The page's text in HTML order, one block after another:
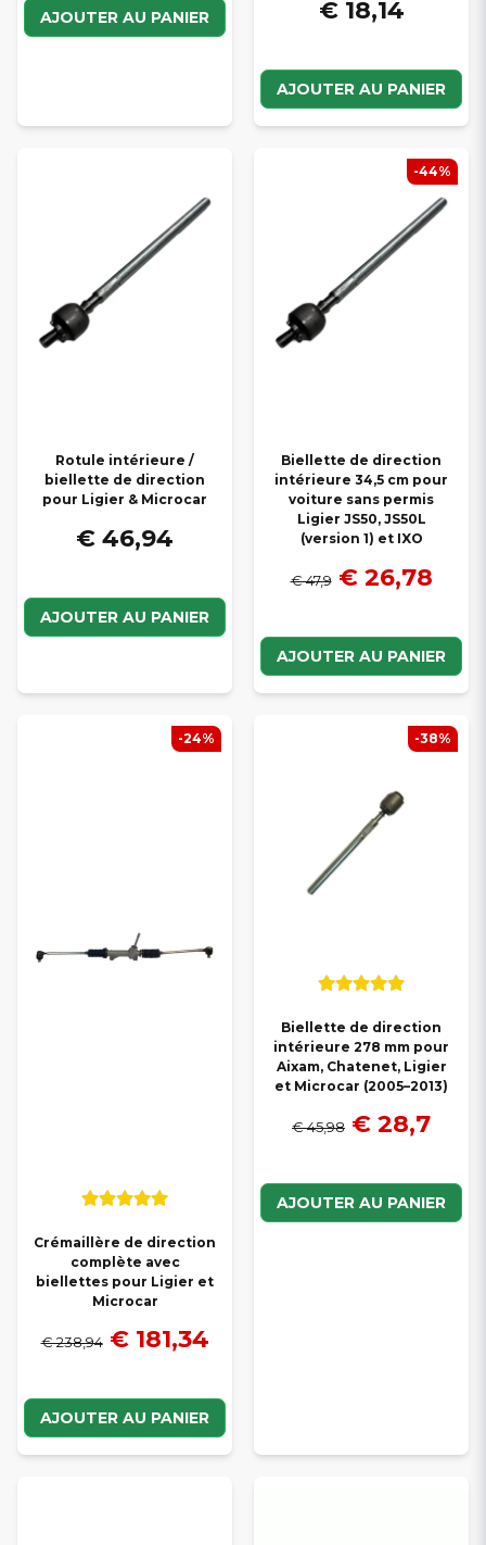
AJOUTER AU PANIER € 18,14
AJOUTER AU PANIER
Rotule intérieure /
biellette de direction
pour Ligier & Microcar
€ 46,94
AJOUTER AU PANIER
Biellette de direction
intérieure 34,5 cm pour
voiture sans permis
Ligier JS50, JS50L
(version 1) et IXO
€ 47,9 € 26,78
AJOUTER AU PANIER
-44%
Crémaillère de direction
complète avec
biellettes pour Ligier et
Microcar
€ 238,94 € 181,34
AJOUTER AU PANIER
-24%
Biellette de direction
intérieure 278 mm pour
Aixam, Chatenet, Ligier
et Microcar (2005–2013)
€ 45,98 € 28,7
AJOUTER AU PANIER
-38%